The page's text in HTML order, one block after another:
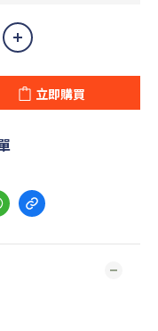
立即購買